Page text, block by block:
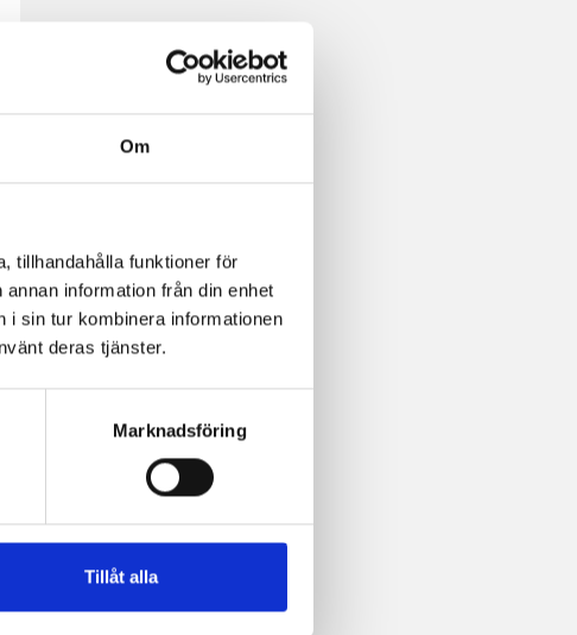
Om
tillhandahålla funktioner för
information från din enhet
i sin tur kombinera informationen
deras tjänster.
Marknadsföring
Tillåt alla